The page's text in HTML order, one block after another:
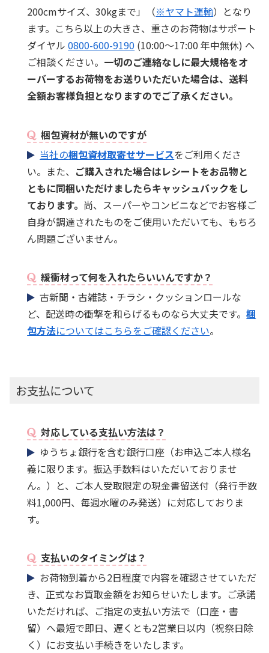
200cmサイズ、30kgまで」（※ヤマト運輸）となり
ます。こちら以上の大きさ、重さのお荷物はサポート
ダイヤル0800-600-9190 (10:00～17:00 年中無休) へ
ご相談ください。 一切のご連絡なしに最大規格をオ
ーバーするお荷物をお送りいただいた場合は、送料
全額お客様負担となりますのでご了承ください。
梱包資材が無いのですが
当社の梱包資材取寄せサービスをご利用くださ
い。また、 ご購入された場合はレシートをお品物と
ともに同梱いただけましたらキャッシュバックをし
ております。 尚、スーパーやコンビニなどでお客様ご
自身が調達されたものをご使用いただいても、もちろ
ん問題ございません。
緩衝材って何を入れたらいいんですか？
古新聞・古雑誌・チラシ・クッションロールな
ど、配送時の衝撃を和らげるものなら大丈夫です。梱
包方法についてはこちらをご確認ください。
お支払について
対応している支払い方法は？
ゆうちょ銀行を含む銀行口座（お申込ご本人様名
義に限ります。振込手数料はいただいておりませ
ん。）と、ご本人受取限定の現金書留送付（発行手数
料1,000円、毎週水曜のみ発送）に対応しておりま
す。
支払いのタイミングは？
お荷物到着から2日程度で内容を確認させていただ
き、正式なお買取金額をお知らせいたします。ご承諾
いただければ、ご指定の支払い方法で（口座・書
留）へ最短で即日、遅くとも2営業日以内（祝祭日除
く）にお支払い手続きをいたします。